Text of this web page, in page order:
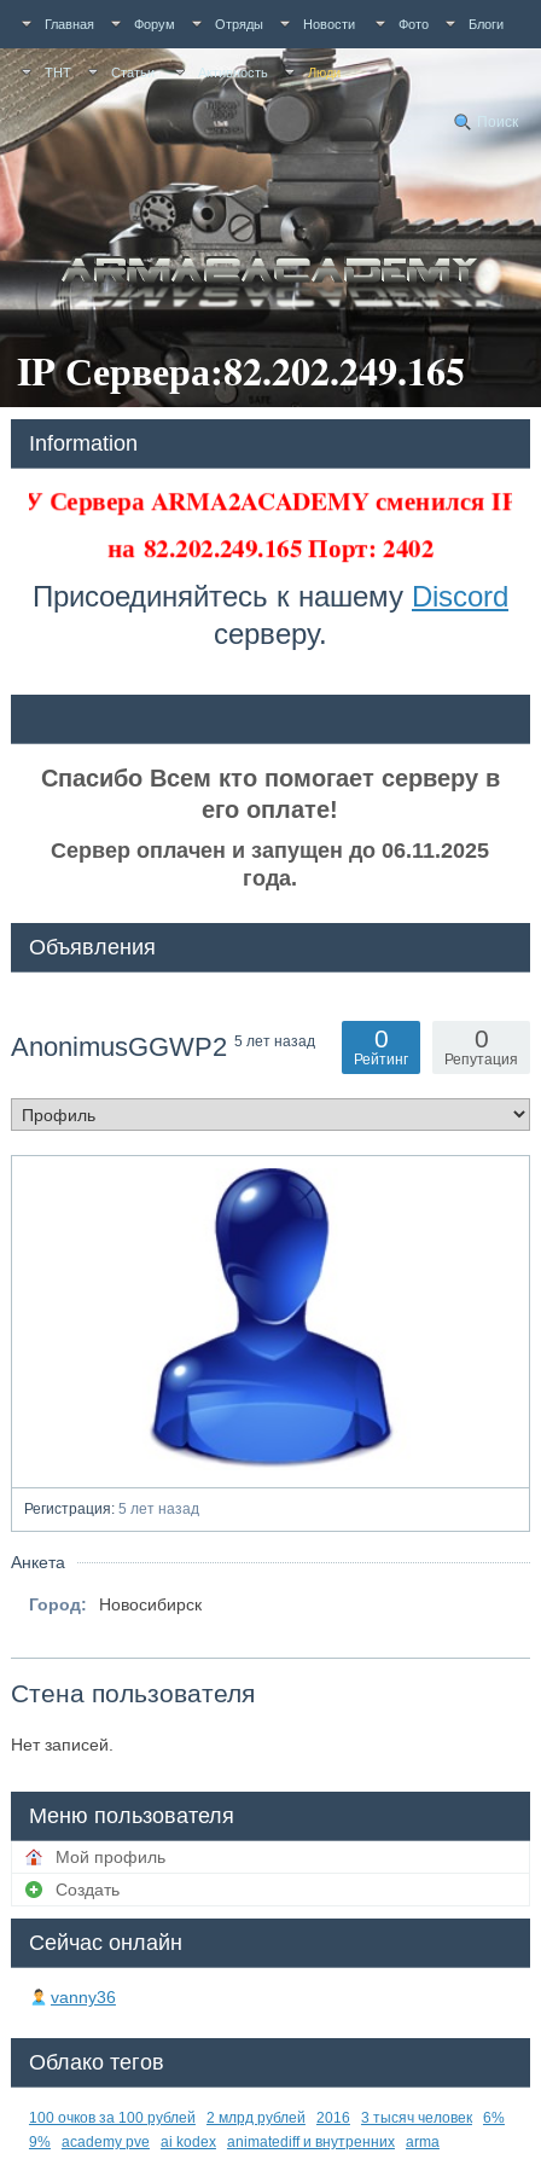
Главная Форум Отряды Новости Фото Блоги
ТНТ Статьи Активность Люди
Поиск
IP Сервера:82.202.249.165
Information
У Сервера ARMA2ACADEMY сменился IP
на82.202.249.165 Порт: 2402
Присоединяйтесь к нашему Discord
серверу.
Спасибо Всем кто помогает серверу в
его оплате!
Сервер оплачен и запущен до 06.11.2025
года.
Объявления
AnonimusGGWP2 5 лет назад 0
Репутация
0
Рейтинг
Регистрация:5 лет назад
Анкета
Город: Новосибирск
Стена пользователя
Нет записей.
Меню пользователя
Мой профиль
Создать
Сейчас онлайн
vanny36
Облако тегов
100 очков за 100 рублей 2 млрд рублей 2016 3 тысяч человек
6%
9%
academy pve ai kodex animatediff и внутренних arma